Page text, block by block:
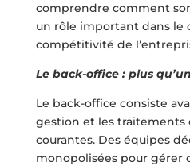
comprendre comment
un rôle important dans le
compétitivité de
Le back-office : plus
Le back-office consiste
gestion et les traitements
courantes. Des équipes
monopolisées pour gérer